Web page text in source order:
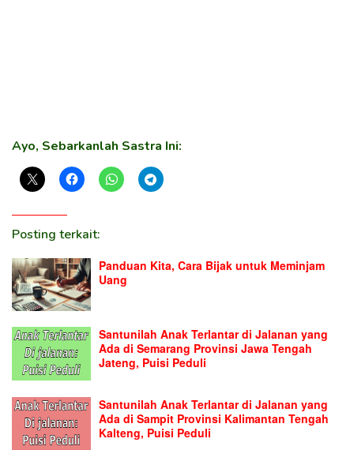
Ayo, Sebarkanlah Sastra Ini:
Posting terkait:
Panduan Kita, Cara Bijak untuk Meminjam
Uang
Santunilah Anak Terlantar di Jalanan yang
Ada di Semarang Provinsi Jawa Tengah
Jateng, Puisi Peduli
Santunilah Anak Terlantar di Jalanan yang
Ada di Sampit Provinsi Kalimantan Tengah
Kalteng, Puisi Peduli